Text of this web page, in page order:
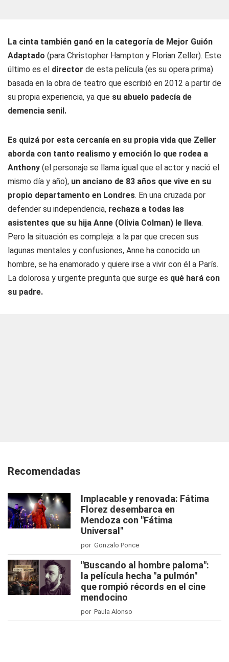
La cinta también ganó en la categoría de Mejor Guión
Adaptado (para Christopher Hampton y Florian Zeller). Este
último es el director de esta película (es su opera prima)
basada en la obra de teatro que escribió en 2012 a partir de
su propia experiencia, ya que su abuelo padecía de
demencia senil.
Es quizá por esta cercanía en su propia vida que Zeller
aborda con tanto realismo y emoción lo que rodea a
Anthony (el personaje se llama igual que el actor y nació el
mismo día y año), un anciano de 83 años que vive en su
propio departamento en Londres. En una cruzada por
defender su independencia, rechaza a todas las
asistentes que su hija Anne (Olivia Colman) le lleva.
Pero la situación es compleja: a la par que crecen sus
lagunas mentales y confusiones, Anne ha conocido un
hombre, se ha enamorado y quiere irse a vivir con él a París.
La dolorosa y urgente pregunta que surge es qué hará con
su padre.
Recomendadas
Implacable y renovada: Fátima
Florez desembarca en
Mendoza con "Fátima
Universal"
por Gonzalo Ponce
"Buscando al hombre paloma":
la película hecha "a pulmón"
que rompió récords en el cine
mendocino
por Paula Alonso